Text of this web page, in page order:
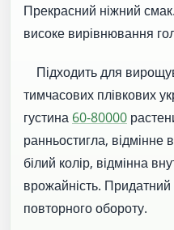
Прекрасний ніжний
високе вирівнювання
Підходить для
тимчасових плівкових
густина 60-80000
ранньостигла,
білий колір, відмінна
врожайність. Придатний
повторного обороту.